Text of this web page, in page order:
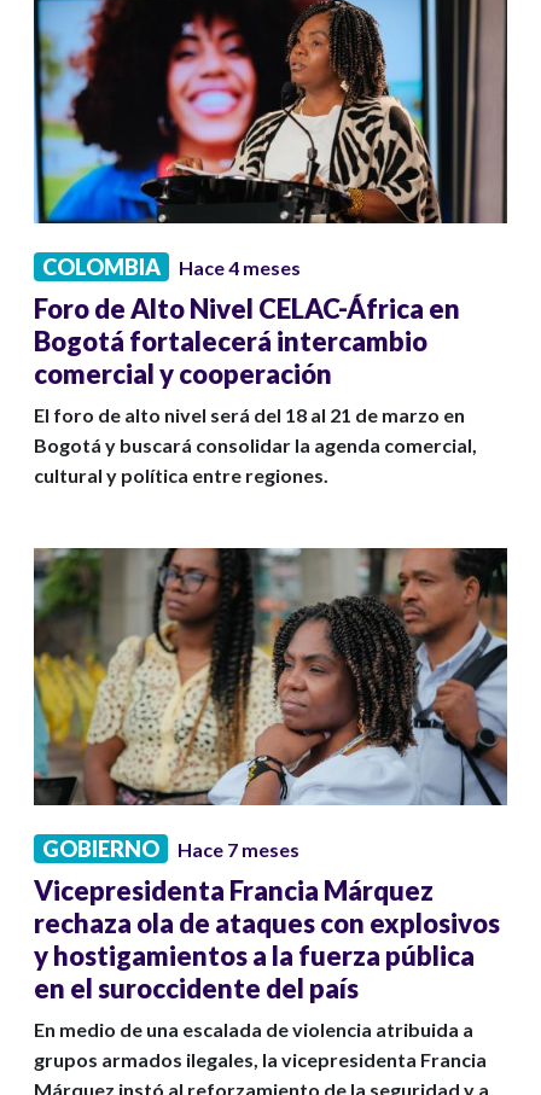
COLOMBIA Hace 4 meses
Foro de Alto Nivel CELAC-África en
Bogotá fortalecerá intercambio
comercial y cooperación
El foro de alto nivel será del 18 al 21 de marzo en
Bogotá y buscará consolidar la agenda comercial,
cultural y política entre regiones.
GOBIERNO Hace 7 meses
Vicepresidenta Francia Márquez
rechaza ola de ataques con explosivos
y hostigamientos a la fuerza pública
en el suroccidente del país
En medio de una escalada de violencia atribuida a
grupos armados ilegales, la vicepresidenta Francia
Márquez instó al reforzamiento de la seguridad y a